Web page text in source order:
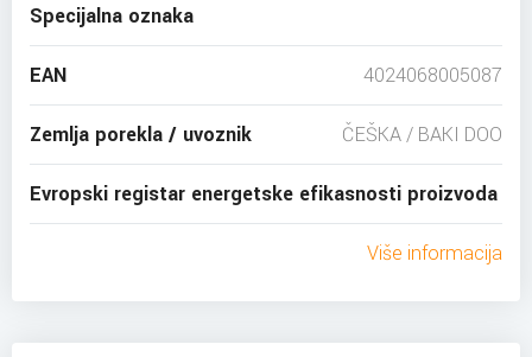
Specijalna oznaka
EAN 4024068005087
Zemlja porekla / uvoznik ČEŠKA / BAKI DOO
Evropski registar energetske efikasnosti proizvoda
Više informacija